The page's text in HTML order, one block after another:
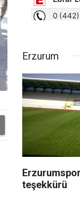
Erzurum
teşekkürü